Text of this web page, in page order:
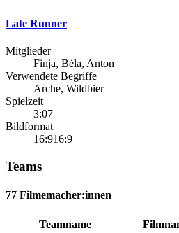
Late Runner
Mitglieder
Finja, Béla, Anton
Verwendete Begriffe
Arche, Wildbier
Spielzeit
3:07
Bildformat
16:916:9
Teams
77 Filmemacher:innen
Teamname